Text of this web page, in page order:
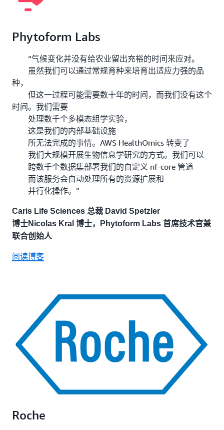
Phytoform Labs
“气候变化并没有给农业留出充裕的时间来应对。
虽然我们可以通过常规育种来培育出适应力强的品
种，
但这一过程可能需要数十年的时间，而我们没有这个
时间。我们需要
处理数千个多模态组学实验，
这是我们的内部基础设施
所无法完成的事情。AWS HealthOmics 转变了
我们大规模开展生物信息学研究的方式。我们可以
跨数千个数据集部署我们的自定义 nf-core 管道
而该服务会自动处理所有的资源扩展和
并行化操作。”
Caris Life Sciences 总裁 David Spetzler
博士Nicolas Kral 博士，Phytoform Labs 首席技术官兼
联合创始人
阅读博客
Roche